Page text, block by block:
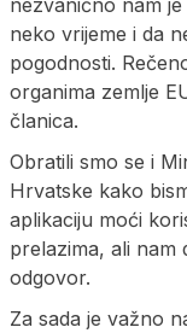
nezvanično nam
neko vrijeme i da
pogodnosti.
organima zemlje
članica.
Obratili smo se i
Hrvatske kako
aplikaciju moći
prelazima, ali nam
odgovor.
Za sada je važno